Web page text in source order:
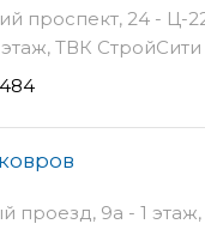
проспект, 24 - Ц-
ТВК СтройСити
проезд, 9а - 1